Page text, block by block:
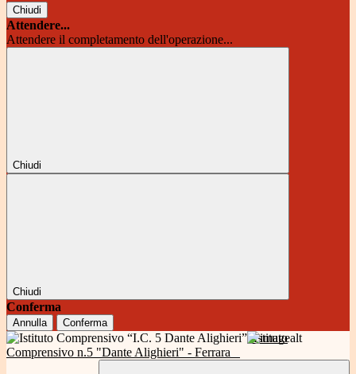
Chiudi
Attendere...
Attendere il completamento dell'operazione...
Chiudi
Chiudi
Conferma
Annulla Conferma
Istituto
Comprensivo n.5 "Dante Alighieri" - Ferrara